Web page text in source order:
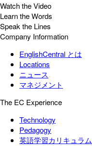
Watch the Video
Learn the Words
Speak the Lines
Company Information
EnglishCentral とは
Locations
ニュース
マネジメント
The EC Experience
Technology
Pedagogy
英語学習カリキュラム